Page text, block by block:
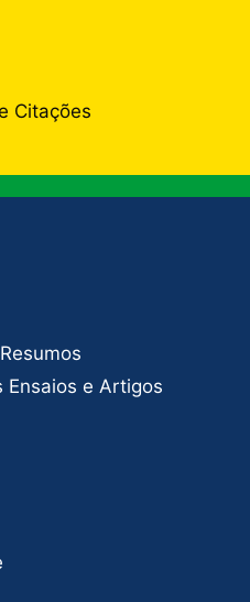
Citações
Ensaios e Artigos